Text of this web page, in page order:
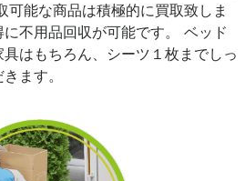
可能な商品は積極的に買取致しま
不用品回収が可能です。 ベッド
はもちろん、シーツ１枚までしっ
ます。